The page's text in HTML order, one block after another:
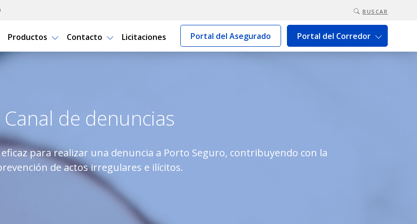
BUSCAR
Productos Contacto Licitaciones Portal del Asegurado Portal del Corredor
Uruguay
Canal de denuncias
para realizar una denuncia a Porto Seguro, contribuyendo con la
de actos irregulares e ilícitos.